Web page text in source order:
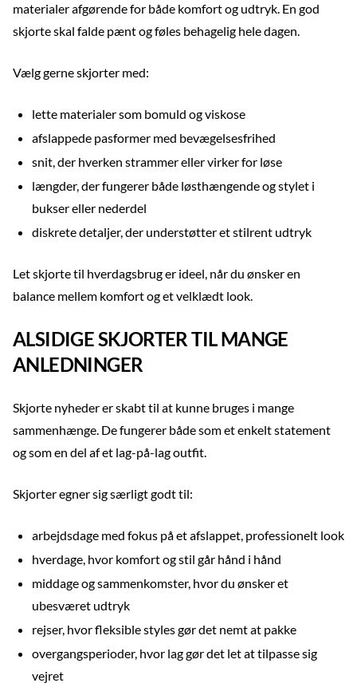
materialer afgørende for både komfort og udtryk. En god
skjorte skal falde pænt og føles behagelig hele dagen.
Vælg gerne skjorter med:
lette materialer som bomuld og viskose
afslappede pasformer med bevægelsesfrihed
snit, der hverken strammer eller virker for løse
længder, der fungerer både løsthængende og stylet i
bukser eller nederdel
diskrete detaljer, der understøtter et stilrent udtryk
Let skjorte til hverdagsbrug er ideel, når du ønsker en
balance mellem komfort og et velklædt look.
ALSIDIGE SKJORTER TIL MANGE
ANLEDNINGER
Skjorte nyheder er skabt til at kunne bruges i mange
sammenhænge. De fungerer både som et enkelt statement
og som en del af et lag-på-lag outfit.
Skjorter egner sig særligt godt til:
arbejdsdage med fokus på et afslappet, professionelt look
hverdage, hvor komfort og stil går hånd i hånd
middage og sammenkomster, hvor du ønsker et
ubesværet udtryk
rejser, hvor fleksible styles gør det nemt at pakke
overgangsperioder, hvor lag gør det let at tilpasse sig
vejret